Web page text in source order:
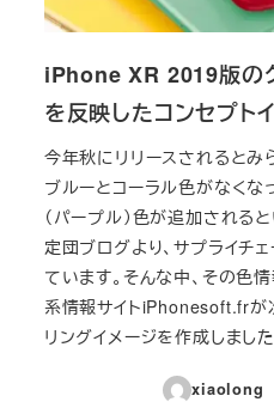
iPhone XR 2019版の
を反映したコンセプト
今年秋にリリースされるとみ
ブルーとコーラル色がなくな
（パープル）色が追加され
定団ブログより、サプライチ
ています。そんな中、その色
系情報サイトiPhonesoft.fr
リングイメージを作成しました
xiaolong